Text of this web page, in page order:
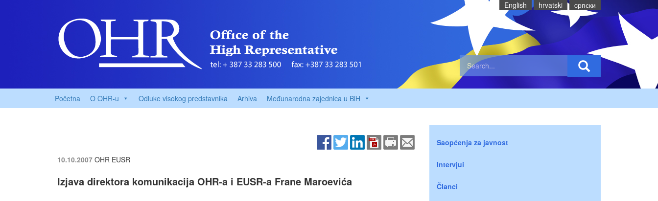
English hrvatski cрпски
Početna O OHR-u Odluke visokog predstavnika Arhiva Međunarodna zajednica u BiH
10.10.2007 OHR EUSR
Izjava direktora komunikacija OHR-a i EUSR-a Frane Maroevića
Saopćenja za javnost
Intervjui
Članci